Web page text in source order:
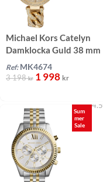
Michael Kors Catelyn
Damklocka Guld 38 mm
Ref: MK4674
3 198kr 1 998 kr
Sum
mer
Sale
4.5